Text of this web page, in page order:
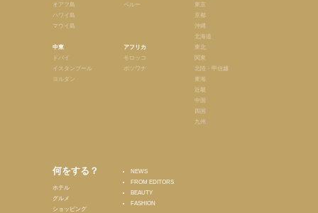
オアフ島
ハワイ島
マウイ島
中東
ドバイ
イスタンブール
ヨルダン
ペルー
アフリカ
モロッコ
ボツワナ
東京
京都
沖縄
北海道
東北
関東
北陸・甲信越
東海
近畿
中国
四国
九州
何をする？
ホテル
グルメ
ショッピング
NEWS
FROM EDITORS
BEAUTY
FASHION